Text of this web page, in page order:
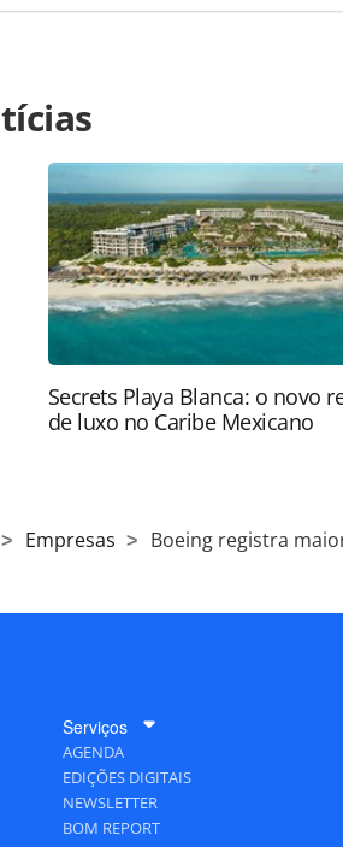
aviacao/empresas/
no-1o-quadrimestre-em-mais-de-
na página. Todo o conteúdo
legislação brasileira sobre direito
PANROTAS Editora
Secrets Playa Blanca: o novo
de luxo no Caribe Mexicano
Empresas Boeing registra
Serviços
AGENDA
EDIÇÕES DIGITAIS
NEWSLETTER
BOM REPORT